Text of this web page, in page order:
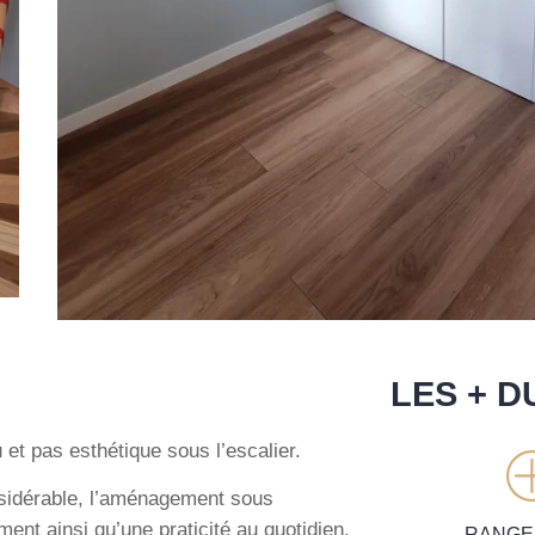
pas esthétique sous l’escalier.
l’aménagement sous
ainsi qu’une praticité au quotidien.
LES +